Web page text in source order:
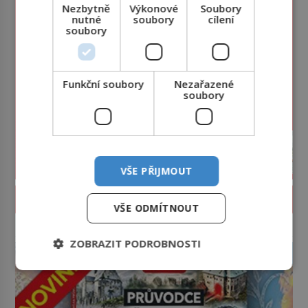
PROLISTOVAT ČASOPIS
Nezbytně
nutné
soubory
Výkonové
soubory
Soubory
cílení
Funkční soubory
Nezařazené
soubory
VŠE PŘIJMOUT
VŠE ODMÍTNOUT
ZOBRAZIT PODROBNOSTI